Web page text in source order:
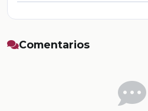
Comentarios